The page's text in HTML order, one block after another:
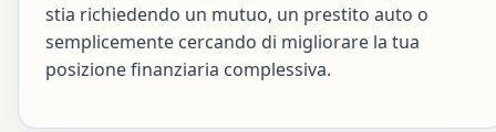
stia richiedendo un mutuo, un prestito auto o
semplicemente cercando di migliorare la tua
posizione finanziaria complessiva.